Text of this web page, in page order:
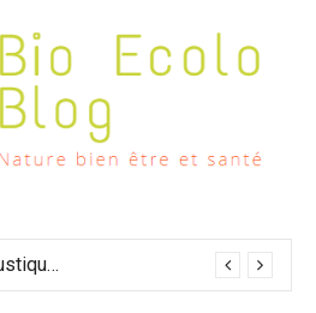
Sous-couche acoustique compatible chauffage sol